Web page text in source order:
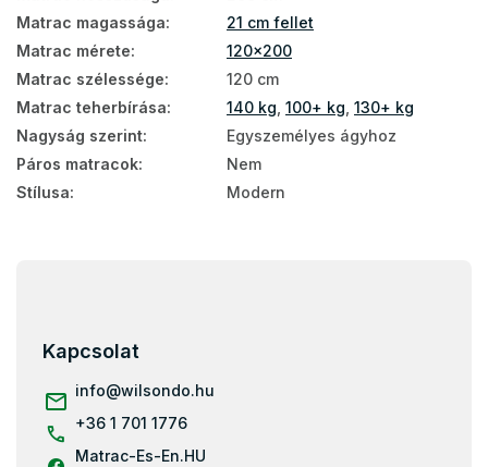
Antibakteriális matracok
Szivacs matrac 120x200
Ortopéd matracok 120x200
Matrac keménység H3
Matrac keménység H4
Matrac magassága:
21 cm fellet
Matrac mérete:
120x200
Matrac szélessége:
120 cm
Matrac teherbírása: 140 kg 100+ kg 130+ kg
Nagyság szerint:
Egyszemélyes ágyhoz
Páros matracok:
Nem
Stílusa: Modern
Kapcsolat
info@wilsondo.hu
+36 1 701 1776
Matrac-Es-En.HU